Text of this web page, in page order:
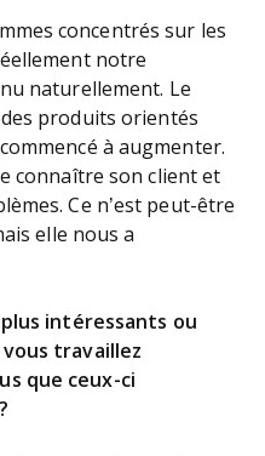
concentrés sur les
notre
naturellement. Le
produits orientés
à augmenter.
connaître son client et
Ce n’est peut-être
elle nous a
intéressants ou
travaillez
que ceux-ci